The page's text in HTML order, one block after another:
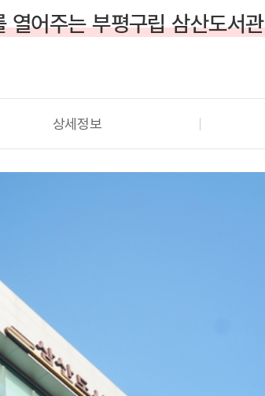
열어주는 부평구립 삼산도서관
상세정보